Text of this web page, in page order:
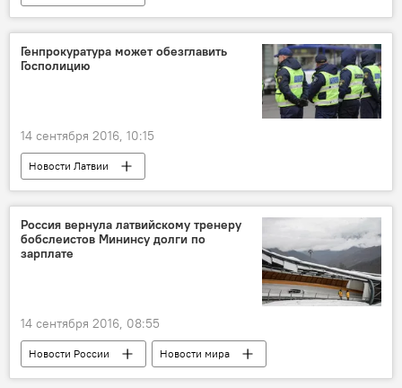
Генпрокуратура может обезглавить
Госполицию
14 сентября 2016, 10:15
Новости Латвии
Россия вернула латвийскому тренеру
бобслеистов Мининсу долги по
зарплате
14 сентября 2016, 08:55
Новости России
Новости мира
Новости Латвии